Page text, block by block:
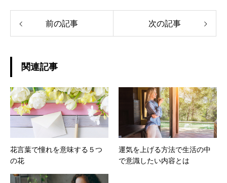
前の記事 次の記事
関連記事
花言葉で憧れを意味する５つ
の花
運気を上げる方法で生活の中
で意識したい内容とは